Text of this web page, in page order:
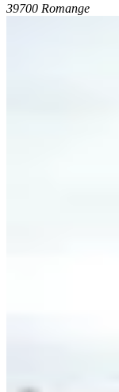
39700 Romange